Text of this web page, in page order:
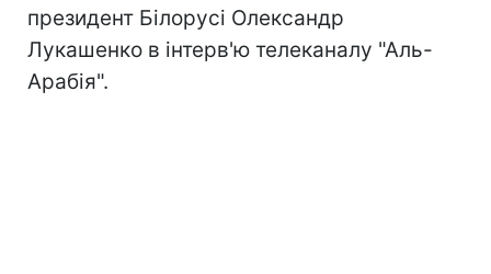
президент Білорусі Олександр
Лукашенко в інтерв'ю телеканалу "Аль-
Арабія".